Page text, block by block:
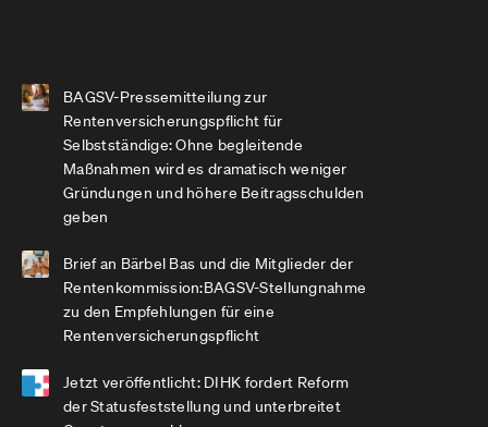
BAGSV-Pressemitteilung zur
Rentenversicherungspflicht für
Selbstständige: Ohne begleitende
Maßnahmen wird es dramatisch weniger
Gründungen und höhere Beitragsschulden
geben
Brief an Bärbel Bas und die Mitglieder der
Rentenkommission:BAGSV-Stellungnahme
zu den Empfehlungen für eine
Rentenversicherungspflicht
Jetzt veröffentlicht: DIHK fordert Reform
der Statusfeststellung und unterbreitet